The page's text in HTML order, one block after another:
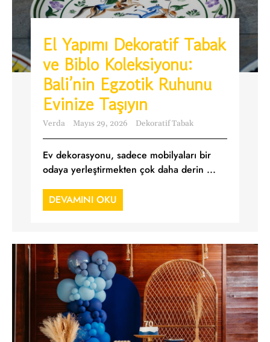
El Yapımı Dekoratif Tabak
ve Biblo Koleksiyonu:
Bali’nin Egzotik Ruhunu
Evinize Taşıyın
Verda Mayıs 29, 2026 Dekoratif Tabak
Ev dekorasyonu, sadece mobilyaları bir
odaya yerleştirmekten çok daha derin ...
DEVAMINI OKU